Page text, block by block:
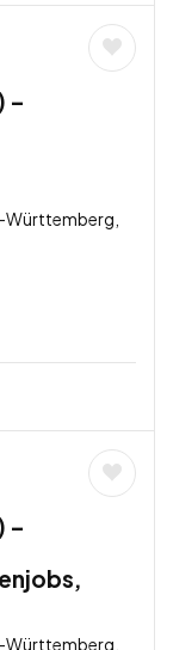
–
Württemberg,
–
Württemberg,